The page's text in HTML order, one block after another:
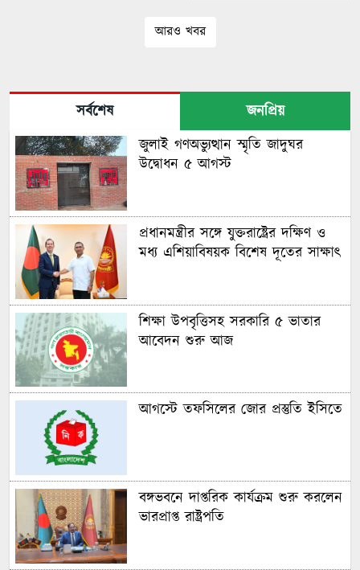
আরও খবর
সর্বশেষ
জনপ্রিয়
জুলাই গণঅভ্যুত্থান স্মৃতি জাদুঘর
উদ্বোধন ৫ আগস্ট
প্রধানমন্ত্রীর সঙ্গে যুক্তরাষ্ট্রের দক্ষিণ ও
মধ্য এশিয়াবিষয়ক বিশেষ দূতের সাক্ষাৎ
শিক্ষা উপবৃত্তিসহ সরকারি ৫ ভাতার
আবেদন শুরু আজ
আগস্টে তফসিলের জোর প্রস্তুতি ইসিতে
বঙ্গভবনে দাপ্তরিক কার্যক্রম শুরু করলেন
ভারপ্রাপ্ত রাষ্ট্রপতি